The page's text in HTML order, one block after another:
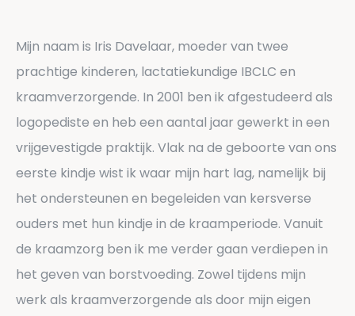
Mijn naam is Iris Davelaar, moeder van twee
prachtige kinderen, lactatiekundige IBCLC en
kraamverzorgende. In 2001 ben ik afgestudeerd als
logopediste en heb een aantal jaar gewerkt in een
vrijgevestigde praktijk. Vlak na de geboorte van ons
eerste kindje wist ik waar mijn hart lag, namelijk bij
het ondersteunen en begeleiden van kersverse
ouders met hun kindje in de kraamperiode. Vanuit
de kraamzorg ben ik me verder gaan verdiepen in
het geven van borstvoeding. Zowel tijdens mijn
werk als kraamverzorgende als door mijn eigen